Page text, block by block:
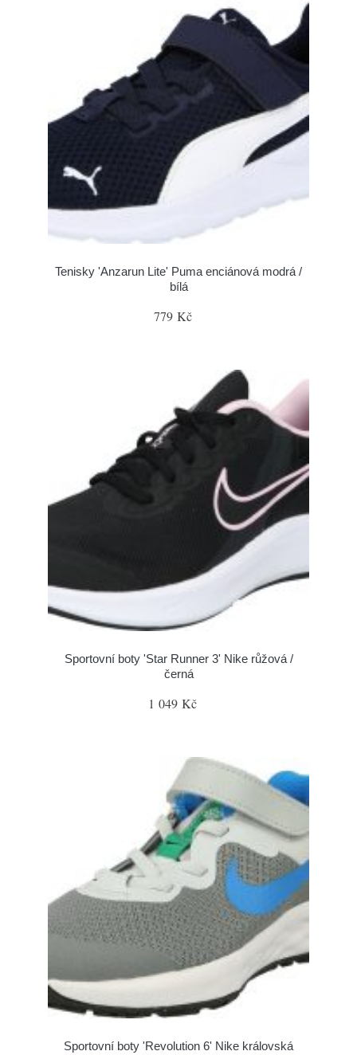
Tenisky 'Anzarun Lite' Puma enciánová modrá /
bílá
779 Kč
Sportovní boty 'Star Runner 3' Nike růžová /
černá
1 049 Kč
Sportovní boty 'Revolution 6' Nike královská